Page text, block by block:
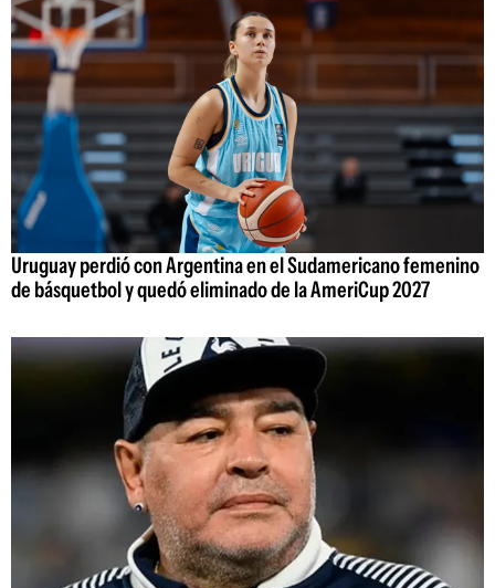
Uruguay perdió con Argentina en el Sudamericano femenino
de básquetbol y quedó eliminado de la AmeriCup 2027